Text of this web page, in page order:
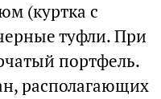
(куртка с
туфли. При
портфель.
располагающих